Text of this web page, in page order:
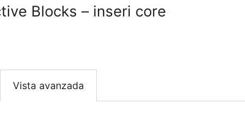
Blocks – inseri core
Vista avanzada